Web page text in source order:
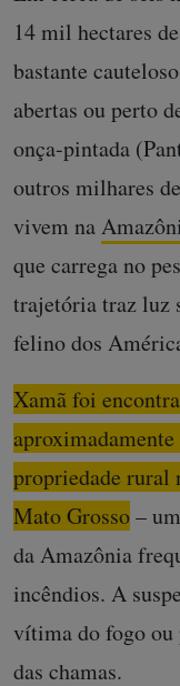
14 mil hectares
bastante
abertas ou perto
onça-pintada
outros milhares
vivem na
que carrega no
trajetória traz luz
felino dos
Xamã foi
propriedade rural
Mato Grosso–
da Amazônia
incêndios. A
vítima do fogo
das chamas.